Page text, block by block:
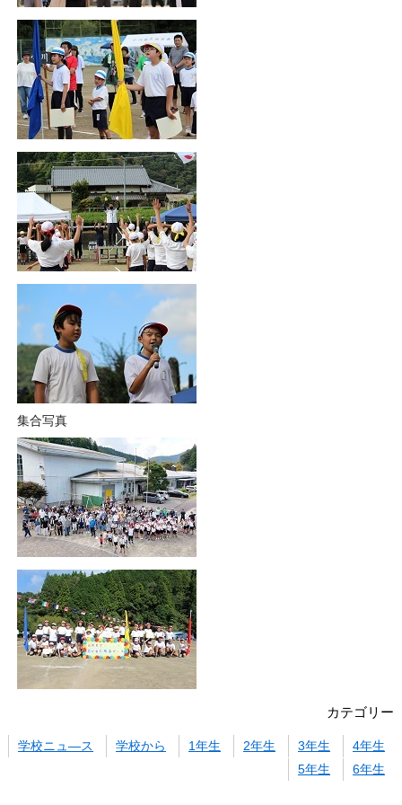
集合写真
カテゴリー
学校ニュ―ス 学校から 1年生 2年生 3年生
4年生
5年生
6年生